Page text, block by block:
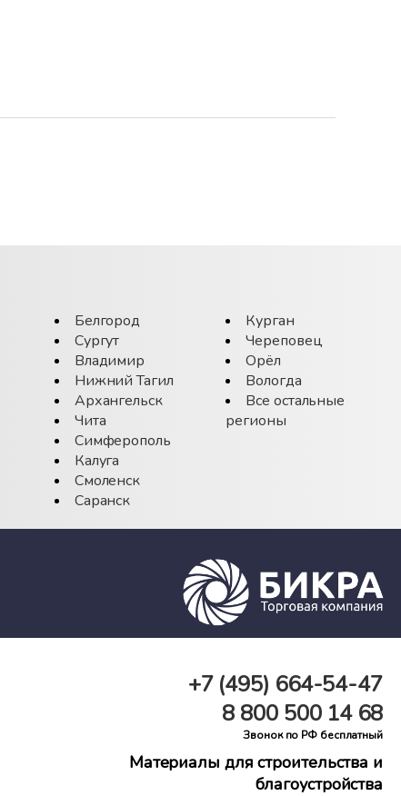
Белгород
Сургут
Владимир
Нижний Тагил
Архангельск
Чита
Симферополь
Калуга
Смоленск
Саранск
Курган
Череповец
Орёл
Вологда
Все остальные
регионы
+7 (495) 664-54-47
8 800500 14 68
Звонок по РФ бесплатный
Материалы для строительства и
благоустройства